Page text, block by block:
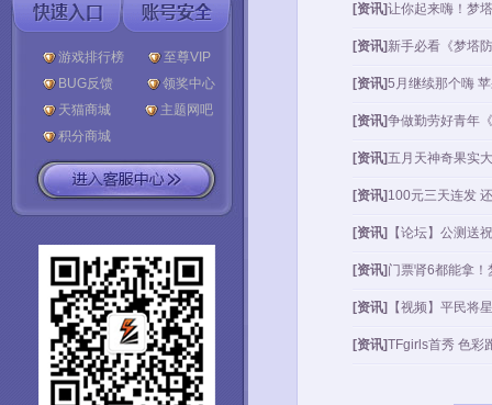
游戏排行榜
至尊VIP
BUG反馈
领奖中心
天猫商城
主题网吧
积分商城
[资讯]让你起来嗨！梦
[资讯] 新手必看《梦塔
[资讯]5月继续那个嗨
[资讯]争做勤劳好青年
[资讯]五月天神奇果实
[资讯] 100元三天连发
[资讯] 【论坛】公测送
[资讯] 门票肾6都能拿
[资讯] 【视频】平民将
[资讯]TFgirls首秀 色彩